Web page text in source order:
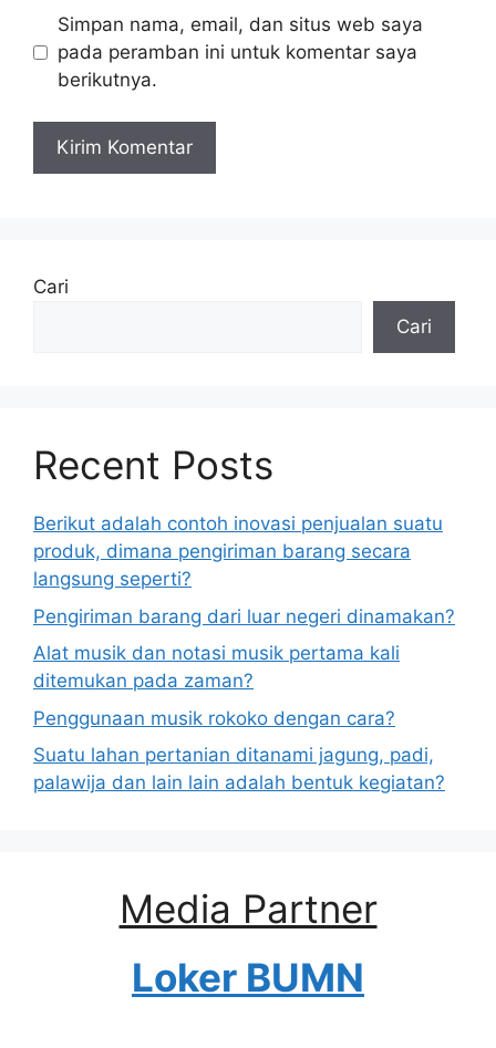
Simpan nama, email, dan situs web saya
pada peramban ini untuk komentar saya
berikutnya.
Cari
Cari
Recent Posts
Berikut adalah contoh inovasi penjualan suatu
produk, dimana pengiriman barang secara
langsung seperti?
Pengiriman barang dari luar negeri dinamakan?
Alat musik dan notasi musik pertama kali
ditemukan pada zaman?
Penggunaan musik rokoko dengan cara?
Suatu lahan pertanian ditanami jagung, padi,
palawija dan lain lain adalah bentuk kegiatan?
Media Partner
Loker BUMN